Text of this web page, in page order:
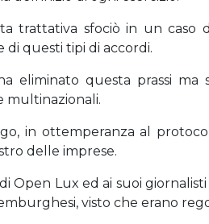
trattativa sfociò in un caso
di questi tipi di accordi.
eliminato questa prassi
multinazionali.
in ottemperanza al
delle imprese.
Open Lux ed ai suoi
visto che erano